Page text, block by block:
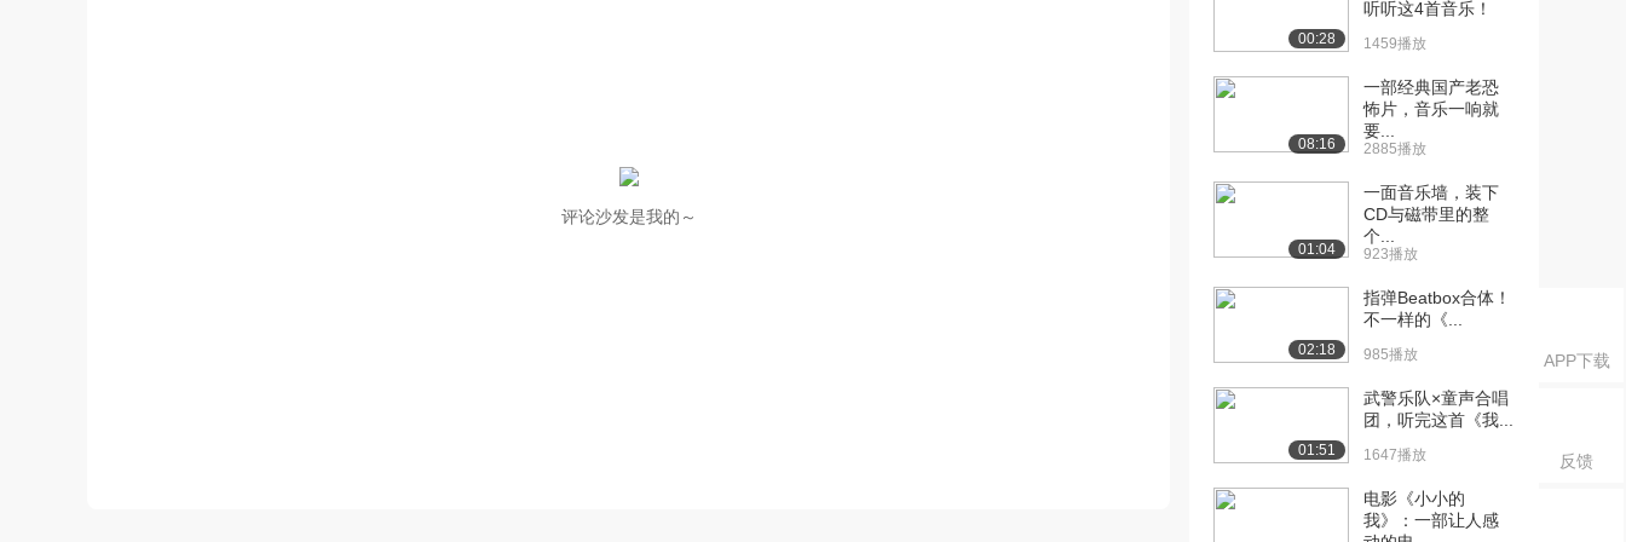
APP下载
反馈
评论沙发是我的～
00:28
听听这4首音乐！
1459播放
08:16
一部经典国产老恐
怖片，音乐一响就
要...
2885播放
01:04
一面音乐墙，装下
CD与磁带里的整
个...
923播放
02:18
指弹Beatbox合体！
不一样的《...
985播放
01:51
武警乐队×童声合唱
团，听完这首《我...
1647播放
电影《小小的
我》：一部让人感